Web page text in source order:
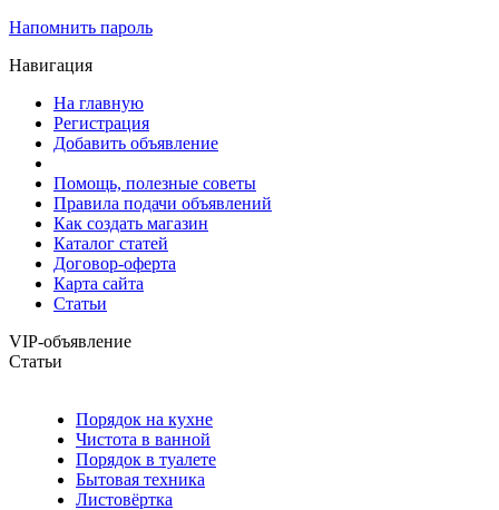
Напомнить пароль
Навигация
На главную
Регистрация
Добавить объявление
Помощь, полезные советы
Правила подачи объявлений
Как создать магазин
Каталог статей
Договор-оферта
Карта сайта
Статьи
VIP-объявление
Статьи
Порядок на кухне
Чистота в ванной
Порядок в туалете
Бытовая техника
Листовёртка